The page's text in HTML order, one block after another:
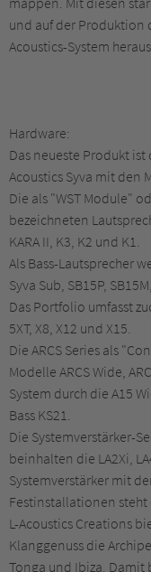
und auf der Produktion
Acoustics-System
Hardware:
Das neueste Produkt
Acoustics Syva mit den
Die als "WST Module"
bezeichneten
KARA II, K3, K2 und K1.
Als Bass-Lautsprecher
Syva Sub, SB15P,
Das Portfolio umfasst
5XT, X8, X12 und X15.
Die ARCS Series als
Modelle ARCS Wide,
System durch die A15
Bass KS21.
Die Systemverstärker-
beinhalten die LA2Xi,
Systemverstärker mit
Festinstallationen steht
L-Acoustics Creations
Klanggenuss die
Tonga und Ibiza. Damit